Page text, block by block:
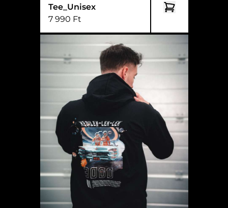
Tee_Unisex
7 990 Ft